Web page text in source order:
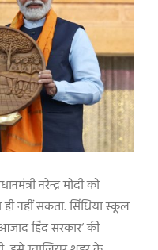
नरेन्द्र मोदी को
ही नहीं सकता. सिंधिया स्कूल
हिंद सरकार‘की